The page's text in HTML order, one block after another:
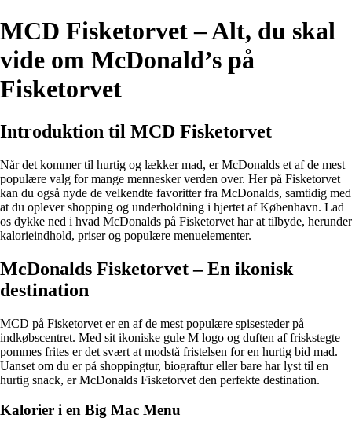
MCD Fisketorvet – Alt, du skal
vide om McDonald’s på
Fisketorvet
Introduktion til MCD Fisketorvet
Når det kommer til hurtig og lækker mad, er McDonalds et af de mest
populære valg for mange mennesker verden over. Her på Fisketorvet
kan du også nyde de velkendte favoritter fra McDonalds, samtidig med
at du oplever shopping og underholdning i hjertet af København. Lad
os dykke ned i hvad McDonalds på Fisketorvet har at tilbyde, herunder
kalorieindhold, priser og populære menuelementer.
McDonalds Fisketorvet – En ikonisk
destination
MCD på Fisketorvet er en af de mest populære spisesteder på
indkøbscentret. Med sit ikoniske gule M logo og duften af friskstegte
pommes frites er det svært at modstå fristelsen for en hurtig bid mad.
Uanset om du er på shoppingtur, biograftur eller bare har lyst til en
hurtig snack, er McDonalds Fisketorvet den perfekte destination.
Kalorier i en Big Mac Menu